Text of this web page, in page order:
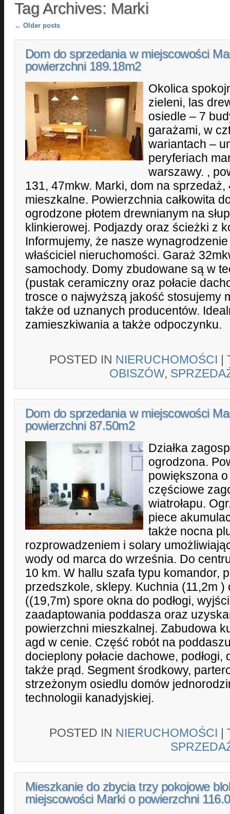
Tag Archives: Marki
Post navigation
← Older posts
Dom do sprzedania w miejscowości
powierzchni 189.18m2
Okolica
zieleni, las
osiedle – 7
garażami, w
wariantach –
peryferiach
warszawy. ,
131, 47mkw. Marki, dom na
mieszkalne. Powierzchnia całkowita
ogrodzone płotem drewnianym na
klinkierowej. Podjazdy oraz ścieżki z
Informujemy, że nasze
właściciel nieruchomości. Garaż
samochody. Domy zbudowane są w
(pustak ceramiczny oraz połacie
trosce o najwyższą jakość stosujemy
także od uznanych producentów.
zamieszkiwania a także odpoczynku.
POSTED IN NIERUCHOMOŚCI |
OBISZÓW,
Dom do sprzedania w miejscowości
powierzchni 87.50m2
Działka
ogrodzona.
powiększona
częściowe
wiatrołapu.
piece
także nocna
rozprowadzeniem i solary
wody od marca do września. Do
10 km. W hallu szafa typu komandor,
przedszkole, sklepy. Kuchnia (11,2m )
((19,7m) spore okna do podłogi,
zaadaptowania poddasza oraz
powierzchni mieszkalnej. Zabudowa
agd w cenie. Część robót na
docieplony połacie dachowe,
także prąd. Segment środkowy,
strzeżonym osiedlu domów
technologii kanadyjskiej.
POSTED IN NIERUCHOMOŚCI |
Mieszkanie do zbycia trzy pokojowe
miejscowości Marki o powierzchni